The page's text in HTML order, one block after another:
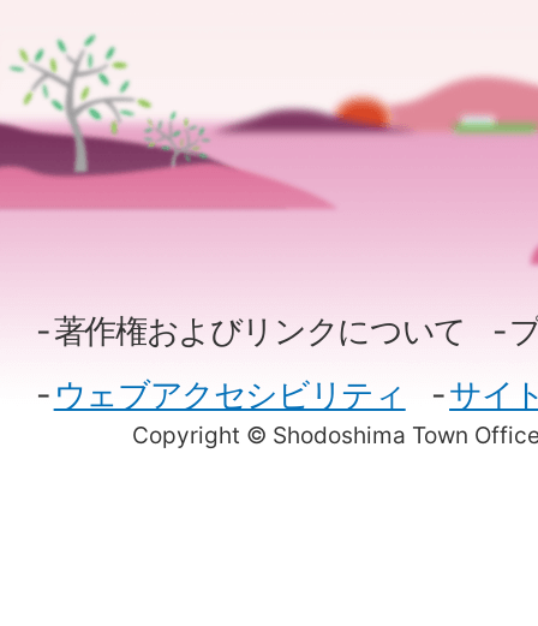
Copyright © Shodoshima Town
著作権およびリンクについて
ウェブアクセシビリティ
サイ